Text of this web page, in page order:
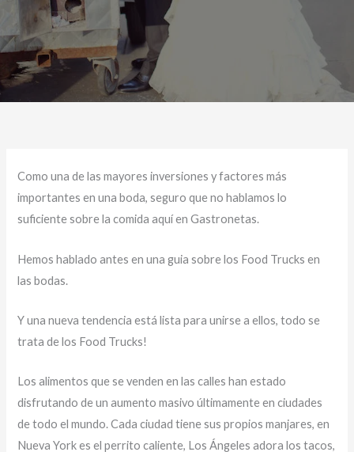
Como una de las mayores inversiones y factores más
importantes en una boda, seguro que no hablamos lo
suficiente sobre la comida aquí en Gastronetas.
Hemos hablado antes en una guia sobre los Food Trucks en
las bodas.
Y una nueva tendencia está lista para unirse a ellos, todo se
trata de los Food Trucks!
Los alimentos que se venden en las calles han estado
disfrutando de un aumento masivo últimamente en ciudades
de todo el mundo. Cada ciudad tiene sus propios manjares, en
Nueva York es el perrito caliente, Los Ángeles adora los tacos,